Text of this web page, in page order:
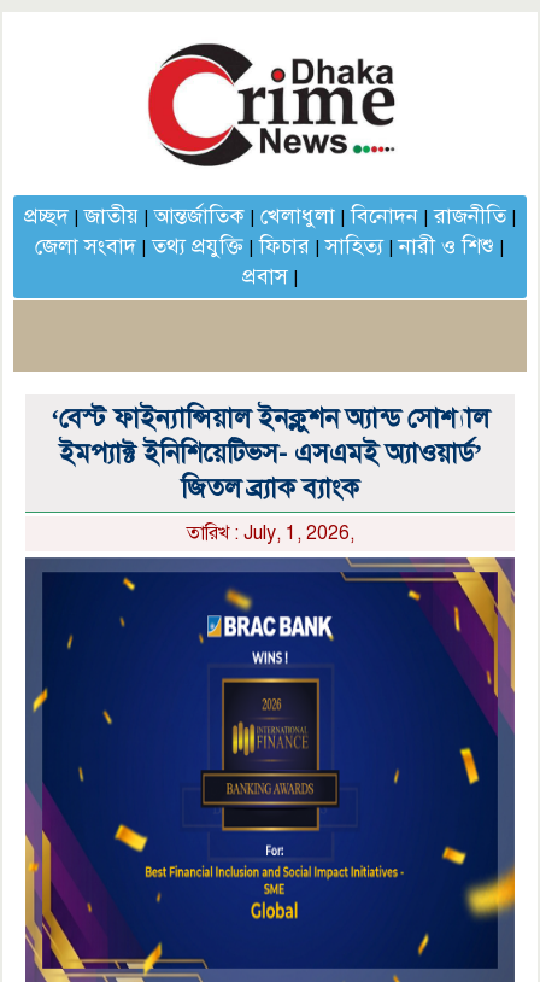
প্রচ্ছদ|জাতীয়|আন্তর্জাতিক| খেলাধুলা|বিনোদন|রাজনীতি|
জেলা সংবাদ|তথ্য প্রযুক্তি |ফিচার |সাহিত্য|নারী ও শিশু |
প্রবাস|
‘বেস্ট ফাইন্যান্সিয়াল ইনক্লুশন অ্যান্ড সোশ্যাল
ইমপ্যাক্ট ইনিশিয়েটিভস- এসএমই অ্যাওয়ার্ড’
জিতল ব্র্যাক ব্যাংক
তারিখ : July, 1, 2026,